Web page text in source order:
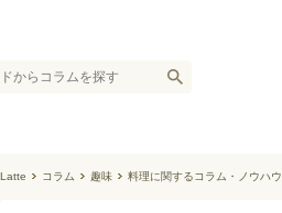
Latte コラム 趣味 料理に関するコラム・ノウハウ